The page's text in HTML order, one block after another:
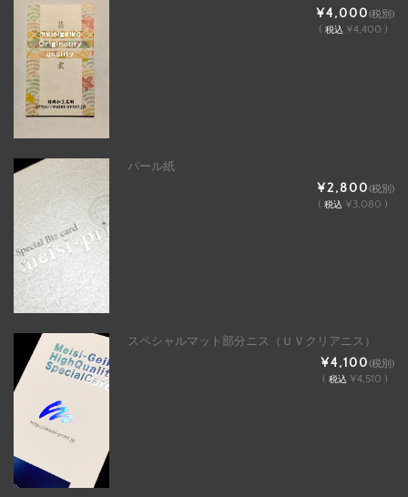
¥4,000(税別)
( 税込 ¥4,400 )
パール紙
¥2,800(税別)
( 税込 ¥3,080 )
スペシャルマット部分ニス（ＵＶクリアニス）
¥4,100(税別)
( 税込 ¥4,510 )